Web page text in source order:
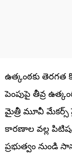
ఉత్కంఠకు
పెంపుపై తీవ్ర
మైత్రీ మూవీ మేకర్స్
కారణాల వల్ల
ప్రభుత్వం నుండి